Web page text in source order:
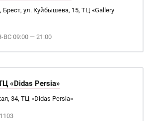
, Брест, ул. Куйбышева, 15, ТЦ «Gallery
ВС 09:00 — 21:00
«Didas Persia»
34, ТЦ «Didas Persia»